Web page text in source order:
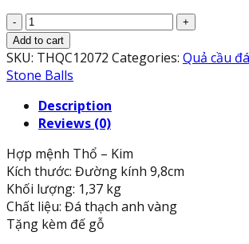
Quả
cầu
phong
thủy
thạch
anh
-
Đường
kính
9,8cm
quantity
Add to cart
SKU: THQC12072 Categories: Quả cầu
Stone Balls
Description
Reviews (0)
Hợp mệnh Thổ – Kim
Kích thước: Đường kính 9,8cm
Khối lượng: 1,37 kg
Chất liệu: Đá thạch anh vàng
Tặng kèm đế gỗ